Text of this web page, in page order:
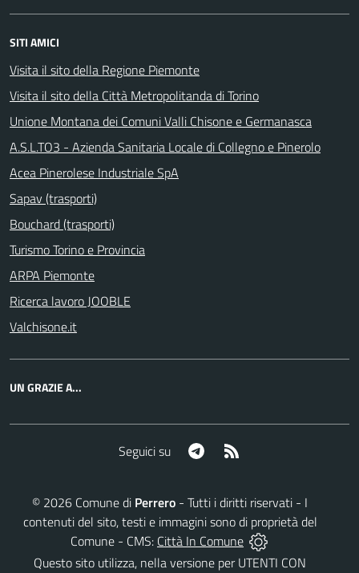
SITI AMICI
Visita il sito della Regione Piemonte
Visita il sito della Città Metropolitanda di Torino
Unione Montana dei Comuni Valli Chisone e Germanasca
A.S.L.TO3 - Azienda Sanitaria Locale di Collegno e Pinerolo
Acea Pinerolese Industriale SpA
Sapav (trasporti)
Bouchard (trasporti)
Turismo Torino e Provincia
ARPA Piemonte
Ricerca lavoro JOOBLE
Valchisone.it
UN GRAZIE A...
Seguici su Telegram
© 2026 Comune di Perrero - Tutti i diritti riservati - I
contenuti del sito, testi e immagini sono di proprietà del
Comune - CMS: Città In Comune
Questo sito utilizza, nella versione per UTENTI CON